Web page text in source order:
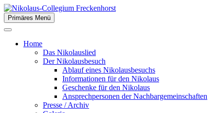
Zum
Inhalt
springen
Nikolaus-Collegium
Freckenhorst
der Stiftsstadt Freckenhorst e.V.
Primäres Menü
Home
Das Nikolauslied
Der Nikolausbesuch
Ablauf eines Nikolausbesuchs
Informationen für den Nikolaus
Geschenke für den Nikolaus
Ansprechpersonen der Nachbargemeinschaften
Presse / Archiv